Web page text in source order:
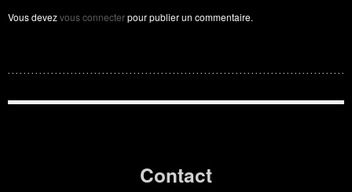
Vous devezvous connecterpour publier un commentaire.
Contact